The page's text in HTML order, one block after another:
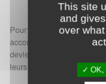
Pour cette première
accompagnés d’un parent.
devienne autogéré avec
leurs parents pour
This site
and
over
OK,